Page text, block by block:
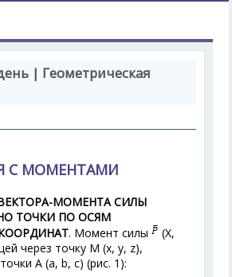
| Геометрическая
С МОМЕНТАМИ
МОМЕНТА СИЛЫ
ТОЧКИ ПО ОСЯМ
. Момент силы
(X,
через точку М (х, у, z),
А (а, b, с) (рис. 1):